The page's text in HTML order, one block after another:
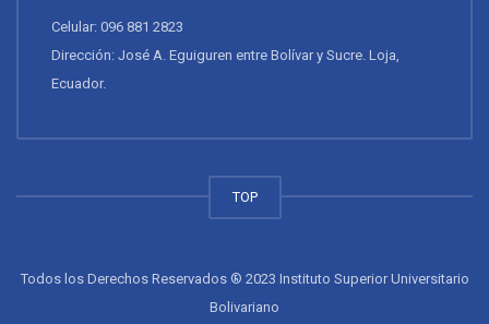
Celular: 096 881 2823
Dirección: José A. Eguiguren entre Bolívar y Sucre. Loja,
Ecuador.
TOP
Todos los Derechos Reservados ® 2023 Instituto Superior Universitario
Bolivariano